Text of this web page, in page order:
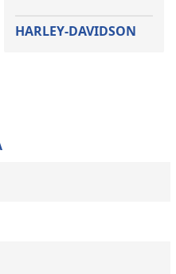
HARLEY-DAVIDSON